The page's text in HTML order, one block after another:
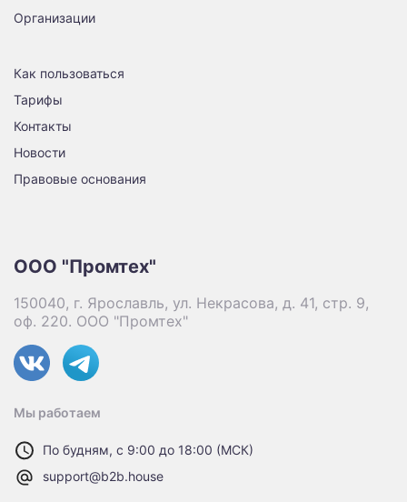
Организации
Как пользоваться
Тарифы
Контакты
Новости
Правовые основания
ООО "Промтех"
150040, г. Ярославль, ул. Некрасова, д. 41, стр. 9,
оф. 220. ООО "Промтех"
Мы работаем
По будням, с 9:00 до 18:00 (МСК)
support@b2b.house